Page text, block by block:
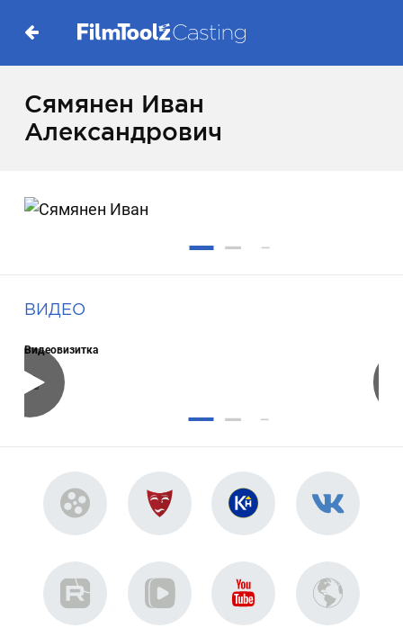
Сямянен Иван
Александрович
ВИДЕО
Видеовизитка